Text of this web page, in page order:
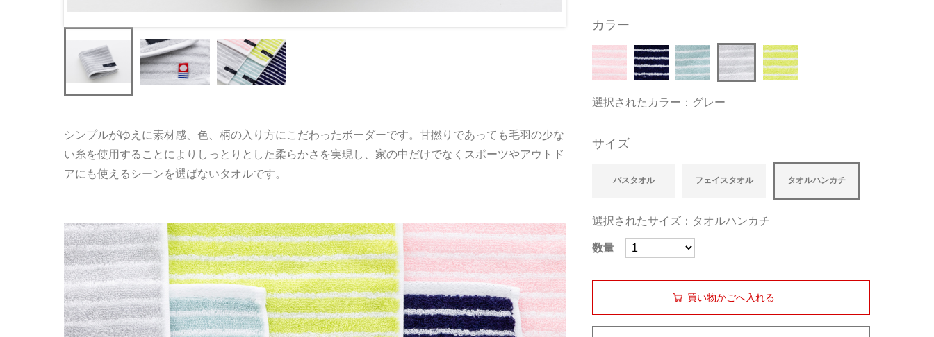
シンプルがゆえに素材感、色、柄の入り方にこだわったボーダーです。甘撚りであっても毛羽の少な
い糸を使用することによりしっとりとした柔らかさを実現し、家の中だけでなくスポーツやアウトド
アにも使えるシーンを選ばないタオルです。
カラー
選択されたカラー：グレー
サイズ
バスタオル フェイスタオル タオルハンカチ
選択されたサイズ：タオルハンカチ
数量
買い物かごへ入れる